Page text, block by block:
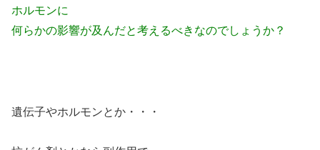
ホルモンに
何らかの影響が及んだと考えるべきなのでしょうか？
遺伝子やホルモンとか・・・